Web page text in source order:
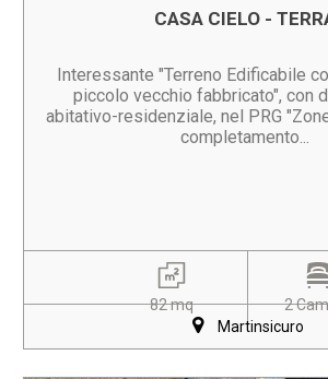
CASA CIELO -
Interessante "Terreno Edificabile
piccolo vecchio fabbricato", con
abitativo-residenziale, nel PRG
completamento...
82 mq
2
Martinsicuro